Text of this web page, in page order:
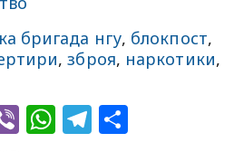
бригада нгу, блокпост,
,зброя, наркотики,
ViberWhatsApp
Telegram